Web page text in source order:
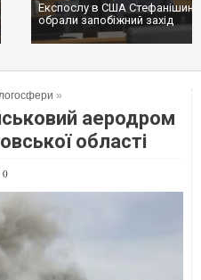
Експослу в США
обрали запобіжний захід
»
аеродром
області
0